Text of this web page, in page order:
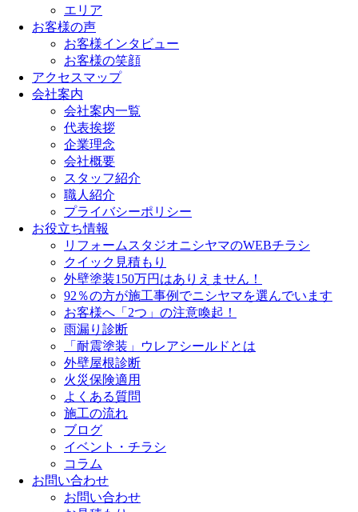
エリア
お客様の声
お客様インタビュー
お客様の笑顔
アクセスマップ
会社案内
会社案内一覧
代表挨拶
企業理念
会社概要
スタッフ紹介
職人紹介
プライバシーポリシー
お役立ち情報
リフォームスタジオニシヤマのWEBチラシ
クイック見積もり
外壁塗装150万円はありえません！
92％の方が施工事例でニシヤマを選んでいます
お客様へ「2つ」の注意喚起！
雨漏り診断
「耐震塗装」ウレアシールドとは
外壁屋根診断
火災保険適用
よくある質問
施工の流れ
ブログ
イベント・チラシ
コラム
お問い合わせ
お問い合わせ